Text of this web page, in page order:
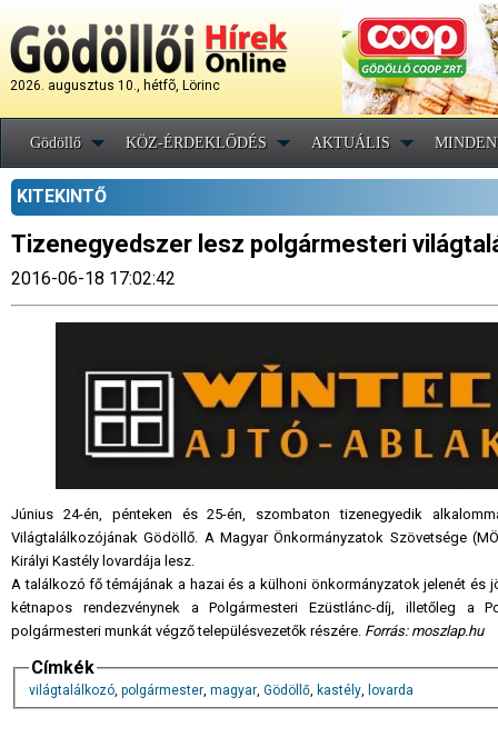
2026. augusztus 10., hétfõ, Lörinc
Gödöllő KÖZ-ÉRDEKLŐDÉS AKTUÁLIS
KITEKINTŐ
Tizenegyedszer lesz polgármesteri
2016-06-18 17:02:42
Június 24-én, pénteken és 25-én, szombaton tizenegyedik
Világtalálkozójának Gödöllő. A Magyar Önkormányzatok Szövetsége
Királyi Kastély lovardája lesz.
A találkozó fő témájának a hazai és a külhoni önkormányzatok jelenét és
kétnapos rendezvénynek a Polgármesteri Ezüstlánc-díj, illetőleg a
polgármesteri munkát végző településvezetők részére. Forrás: moszlap.hu
Címkék
világtalálkozó, polgármester, magyar, Gödöllő, kastély, lovarda